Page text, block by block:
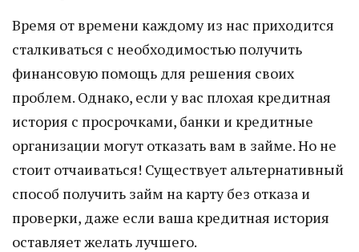
Время от времени каждому из нас приходится
сталкиваться с необходимостью получить
финансовую помощь для решения своих
проблем. Однако, если у вас плохая кредитная
история с просрочками, банки и кредитные
организации могут отказать вам в займе. Но не
стоит отчаиваться! Существует альтернативный
способ получить займ на карту без отказа и
проверки, даже если ваша кредитная история
оставляет желать лучшего.